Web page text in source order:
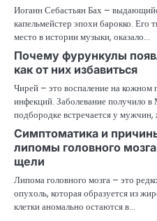
Иоганн Себастьян Бах –
капельмейстер эпохи барокко. Его
место в истории музыки, оказало…
Почему фурункулы
как от них избавиться
Чирей – это воспаление на кожном
инфекций. Заболевание получило
подбородке встречается у
Симптоматика и
липомы головного
щели
Липома головного мозга – это
опухоль, которая образуется из
клетки аномально остаются в…